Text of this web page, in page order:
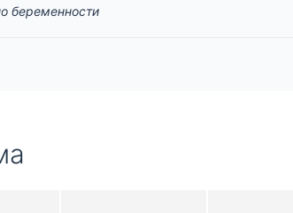
беременности